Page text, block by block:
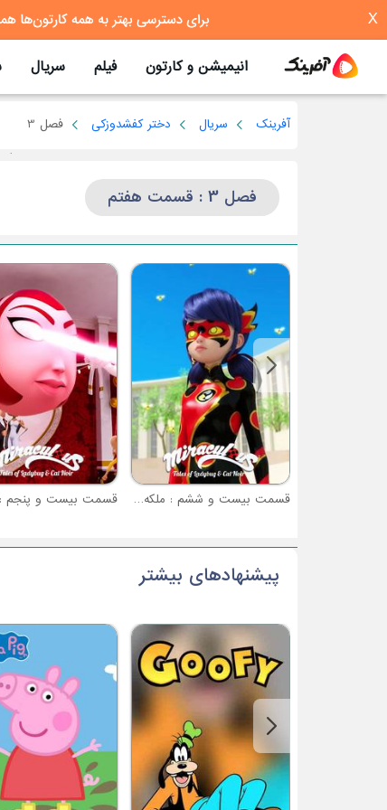
X
انیمیشن و کارتون فیلم سریال
آفرینک سریال دختر کفشدوزکی فصل 3
فصل 3 : قسمت هفتم
قسمت بیست و ششم : ملکه معجزه (نبرد معجزه آسا - قسمت 2)
پیشنهادهای بیشتر